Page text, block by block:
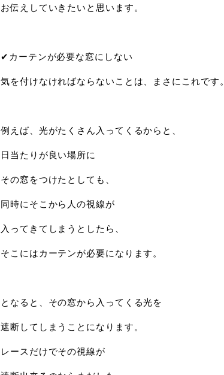
お伝えしていきたいと思います。
✔︎カーテンが必要な窓にしない
気を付けなければならないことは、まさにこれです。
例えば、光がたくさん入ってくるからと、
日当たりが良い場所に
その窓をつけたとしても、
同時にそこから人の視線が
入ってきてしまうとしたら、
そこにはカーテンが必要になります。
となると、その窓から入ってくる光を
遮断してしまうことになります。
レースだけでその視線が